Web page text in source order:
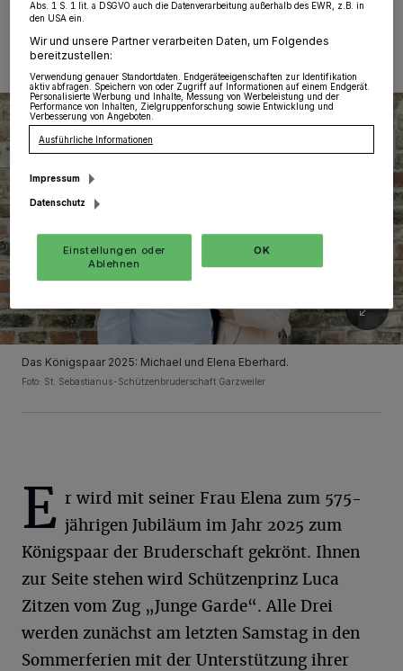
04.02.2024 , 07:00 Uhr Eine Minute Lesezeit
Das Königspaar 2025: Michael und Elena Eberhard.
Foto: St. Sebastianus-Schützenbruderschaft Garzweiler
E r wird mit seiner Frau Elena zum 575-
jährigen Jubiläum im Jahr 2025 zum
Königspaar der Bruderschaft gekrönt. Ihnen
zur Seite stehen wird Schützenprinz Luca
Zitzen vom Zug „Junge Garde“. Alle Drei
werden zunächst am letzten Samstag in den
Sommerferien mit der Unterstützung ihrer
Abs. 1 S. 1 lit. a DSGVO auch die Datenverarbeitung außerhalb des EWR, z.B. in
den USA ein.
Wir und unsere Partner verarbeiten Daten, um Folgendes
bereitzustellen:
Verwendung genauer Standortdaten. Endgeräteeigenschaften zur Identifikation
aktiv abfragen. Speichern von oder Zugriff auf Informationen auf einem Endgerät.
Personalisierte Werbung und Inhalte, Messung von Werbeleistung und der
Performance von Inhalten, Zielgruppenforschung sowie Entwicklung und
Verbesserung von Angeboten.
Ausführliche Informationen
Impressum
Datenschutz
Einstellungen oder
Ablehnen
OK